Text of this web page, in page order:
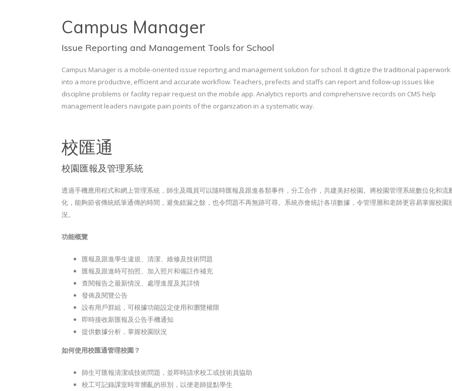
Campus Manager
Issue Reporting and Management Tools for School
Campus Manager is a mobile-oriented issue reporting and management solution for school. It digitize the traditional paperwork
into a more productive, efficient and accurate workflow. Teachers, prefects and staffs can report and follow-up issues like
discipline problems or facility repair request on the mobile app. Analytics reports and comprehensive records on CMS help
management leaders navigate pain points of the organization in a systematic way.
校匯通
校園匯報及管理系統
透過手機應用程式和網上管理系統，師生及職員可以隨時匯報及跟進各類事件，分工合作，共建美好校園。將校園管理系統數位化和流
化，能夠節省傳統紙筆通傳的時間，避免錯漏之餘，也令問題不再無跡可尋。系統亦會統計各項數據，令管理層和老師更容易掌握校園
況。
功能概覽
匯報及跟進學生違規、清潔、維修及技術問題
匯報及跟進時可拍照、加入照片和備註作補充
查閱報告之最新情況、處理進度及其詳情
發佈及閱覽公告
設有用戶群組，可根據功能設定使用和瀏覽權限
即時接收新匯報及公告手機通知
提供數據分析，掌握校園狀況
如何使用校匯通管理校園？
師生可匯報清潔或技術問題，並即時請求校工或技術員協助
校工可記錄課室時常髒亂的班別，以便老師提點學生